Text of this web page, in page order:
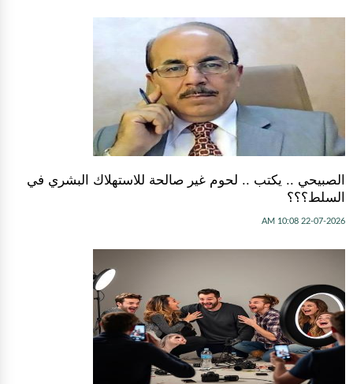
الصبيحي .. يكتب .. لحوم غير صالحة للاستهلاك البشري في
السلط؟؟؟
22-07-2026 10:08 AM